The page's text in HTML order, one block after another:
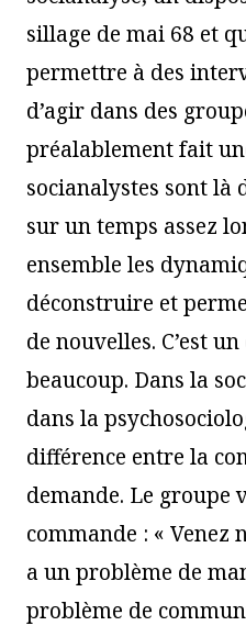
sillage de mai 68 et
permettre à des
d’agir dans des
préalablement fait
socianalystes sont là
sur un temps assez
ensemble les
déconstruire et
de nouvelles. C’est
beaucoup. Dans la
dans la
différence entre la
demande. Le groupe
commande : « Venez
a un problème de
problème de